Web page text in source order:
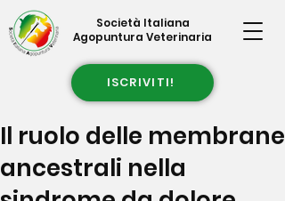
Società Italiana
Agopuntura Veterinaria
ISCRIVITI!
Il ruolo delle membrane
ancestrali nella